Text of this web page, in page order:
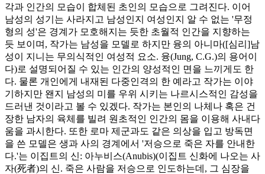
각과 인간의 모습이 합체된 초인의 모습으로 그려진다. 이어
남성의 성기는 사라지고 남성인지 여성인지 알 수 없는 '무정
형의 성'은 경계가 모호해지는 듯한 초월적 인간을 지향하는
듯 보이며, 작가는 남성을 모델로 하지만 융의 아니마([심리]남
성이 지니는 무의식적인 여성적 요소. 융(Jung, C.G.)의 용어이
다)로 설명되어질 수 있는 인간의 양성적인 면을 느끼게도 한
다. 물론 개인에게 내재된 다중인격의 한 예라고 작가는 이야
기하지만 왠지 남성의 미를 우위 시키는 나르시스적인 감성을
드러낸 것이라고 볼 수 있겠다. 작가는 본인의 나체나 혹은 건
장한 남자의 육체를 빌려 원초적인 인간의 몸을 이용해 사내다
움을 과시한다. 또한 로마 제군과도 같은 의상을 입고 방독면
을 쓴 모델은 생과 사의 경계에서 '저승으로 죽은 자를 안내한
다.'는 이집트의 신: 아누비스(Anubis)(이집트 신화에 나오는 사
자(死者)의 신. 죽은 사람을 저승으로 인도하는데, 그 심장을